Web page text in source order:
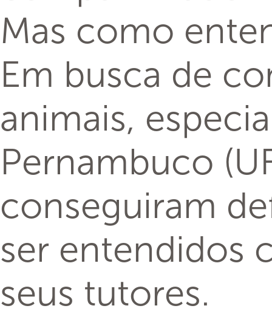
Veja quais são
pet:
1. Ficar sempre
2. Esperar por
3. Felicidade
4. Reproduzir